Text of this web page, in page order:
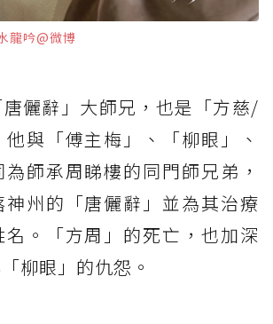
龍吟@微博
唐儷辭」大師兄，也是「方慈/
與「傅主梅」、「柳眼」、
為師承周睇樓的同門師兄弟，
州的「唐儷辭」並為其治療
。「方周」的死亡，也加深
柳眼」的仇怨。